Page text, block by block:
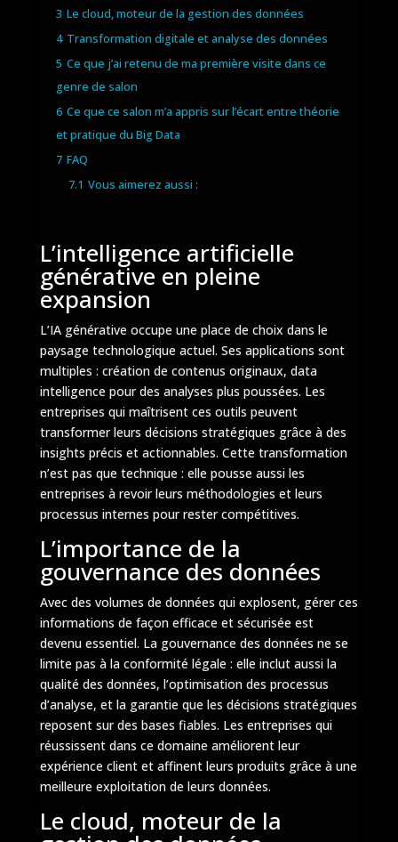
3 Le cloud, moteur de la gestion des données
4 Transformation digitale et analyse des données
5 Ce que j’ai retenu de ma première visite dans ce
genre de salon
6 Ce que ce salon m’a appris sur l’écart entre théorie
et pratique du Big Data
7 FAQ
7.1 Vous aimerez aussi :
L’intelligence artificielle
générative en pleine
expansion
L’IA générative occupe une place de choix dans le
paysage technologique actuel. Ses applications sont
multiples : création de contenus originaux, data
intelligence pour des analyses plus poussées. Les
entreprises qui maîtrisent ces outils peuvent
transformer leurs décisions stratégiques grâce à des
insights précis et actionnables. Cette transformation
n’est pas que technique : elle pousse aussi les
entreprises à revoir leurs méthodologies et leurs
processus internes pour rester compétitives.
L’importance de la
gouvernance des données
Avec des volumes de données qui explosent, gérer ces
informations de façon efficace et sécurisée est
devenu essentiel. La gouvernance des données ne se
limite pas à la conformité légale : elle inclut aussi la
qualité des données, l’optimisation des processus
d’analyse, et la garantie que les décisions stratégiques
reposent sur des bases fiables. Les entreprises qui
réussissent dans ce domaine améliorent leur
expérience client et affinent leurs produits grâce à une
meilleure exploitation de leurs données.
Le cloud, moteur de la